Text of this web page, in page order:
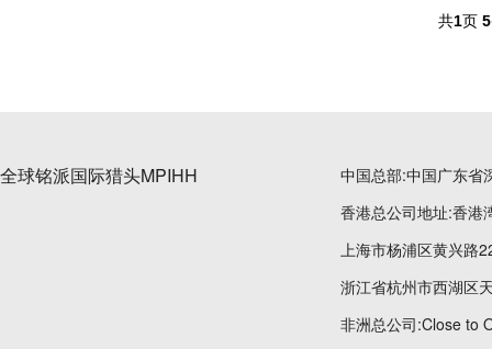
共1页 5
全球铭派国际猎头MPIHH
中国总部:中国广东省
香港总公司地址:香港
上海市杨浦区黄兴路
浙江省杭州市西湖区
非洲总公司:Close to